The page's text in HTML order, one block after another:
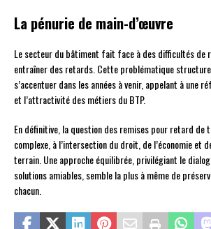
La pénurie de main-d’œuvre
Le secteur du bâtiment fait face à des difficultés de
entraîner des retards. Cette problématique
s’accentuer dans les années à venir, appelant à une
et l’attractivité des métiers du BTP.
En définitive, la question des remises pour retard de
complexe, à l’intersection du droit, de l’économie et
terrain. Une approche équilibrée, privilégiant le
solutions amiables, semble la plus à même de
chacun.